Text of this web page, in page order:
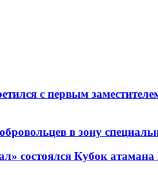
с первым
в зону
состоялся Кубок атамана